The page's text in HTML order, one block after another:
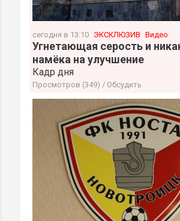
сегодня в 13:10 ЭКСКЛЮЗИВ Видео
Угнетающая серость и
намёка на улучшение
Кадр дня
Просмотров (349) / Обсудить